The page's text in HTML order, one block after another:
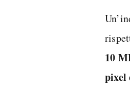
10
pixel